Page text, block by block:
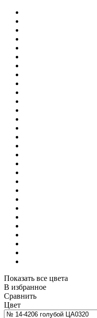
Показать все цвета
В избранное
Сравнить
Цвет